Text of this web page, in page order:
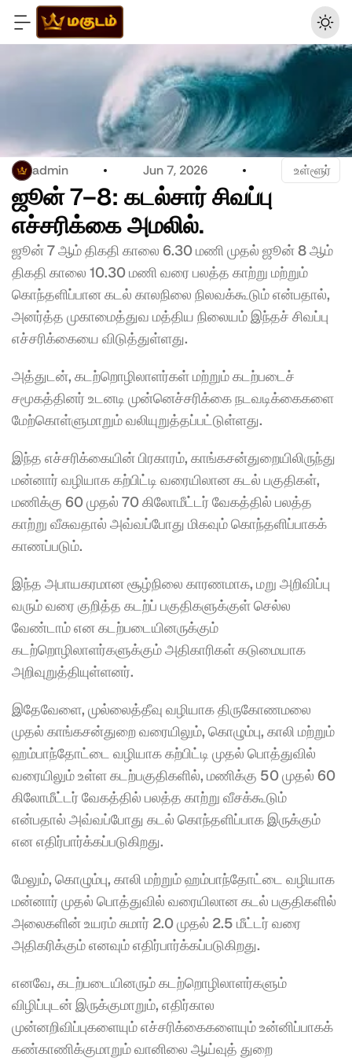
admin Jun 7, 2026 உள்ளூர்
ஜூன் 7–8: கடல்சார் சிவப்பு
எச்சரிக்கை அமலில்.
ஜூன் 7 ஆம் திகதி காலை 6.30 மணி முதல் ஜூன் 8 ஆம்
திகதி காலை 10.30 மணி வரை பலத்த காற்று மற்றும்
கொந்தளிப்பான கடல் காலநிலை நிலவக்கூடும் என்பதால்,
அனர்த்த முகாமைத்துவ மத்திய நிலையம் இந்தச் சிவப்பு
எச்சரிக்கையை விடுத்துள்ளது.
அத்துடன், கடற்றொழிலாளர்கள் மற்றும் கடற்படைச்
சமூகத்தினர் உடனடி முன்னெச்சரிக்கை நடவடிக்கைகளை
மேற்கொள்ளுமாறும் வலியுறுத்தப்பட்டுள்ளது.
இந்த எச்சரிக்கையின் பிரகாரம், காங்கசன்துறையிலிருந்து
மன்னார் வழியாக கற்பிட்டி வரையிலான கடல் பகுதிகள்,
மணிக்கு 60 முதல் 70 கிலோமீட்டர் வேகத்தில் பலத்த
காற்று வீசுவதால் அவ்வப்போது மிகவும் கொந்தளிப்பாகக்
காணப்படும்.
இந்த அபாயகரமான சூழ்நிலை காரணமாக, மறு அறிவிப்பு
வரும் வரை குறித்த கடற்ப் பகுதிகளுக்குள் செல்ல
வேண்டாம் என கடற்படையினருக்கும்
கடற்றொழிலாளர்களுக்கும் அதிகாரிகள் கடுமையாக
அறிவுறுத்தியுள்ளனர்.
இதேவேளை, முல்லைத்தீவு வழியாக திருகோணமலை
முதல் காங்கசன்துறை வரையிலும், கொழும்பு, காலி மற்றும்
ஹம்பாந்தோட்டை வழியாக கற்பிட்டி முதல் பொத்துவில்
வரையிலும் உள்ள கடற்பகுதிகளில், மணிக்கு 50 முதல் 60
கிலோமீட்டர் வேகத்தில் பலத்த காற்று வீசக்கூடும்
என்பதால் அவ்வப்போது கடல் கொந்தளிப்பாக இருக்கும்
என எதிர்பார்க்கப்படுகிறது.
மேலும், கொழும்பு, காலி மற்றும் ஹம்பாந்தோட்டை வழியாக
மன்னார் முதல் பொத்துவில் வரையிலான கடல் பகுதிகளில்
அலைகளின் உயரம் சுமார் 2.0 முதல் 2.5 மீட்டர் வரை
அதிகரிக்கும் எனவும் எதிர்பார்க்கப்படுகிறது.
எனவே, கடற்படையினரும் கடற்றொழிலாளர்களும்
விழிப்புடன் இருக்குமாறும், எதிர்கால
முன்னறிவிப்புகளையும் எச்சரிக்கைகளையும் உன்னிப்பாகக்
கண்காணிக்குமாறும் வானிலை ஆய்வுத் துறை